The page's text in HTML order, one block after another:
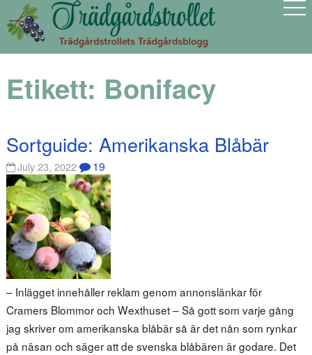
Etikett: Bonifacy
Sortguide: Amerikanska Blåbär
July 23, 2022 19
– Inlägget innehåller reklam genom annonslänkar för
Cramers Blommor och Wexthuset – Så gott som varje gång
jag skriver om amerikanska blåbär så är det nån som rynkar
på näsan och säger att de svenska blåbären är godare. Det